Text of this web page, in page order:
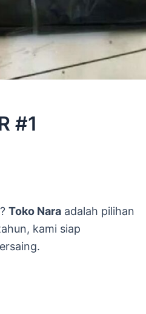
#1
? Toko Nara adalah pilihan
kami siap